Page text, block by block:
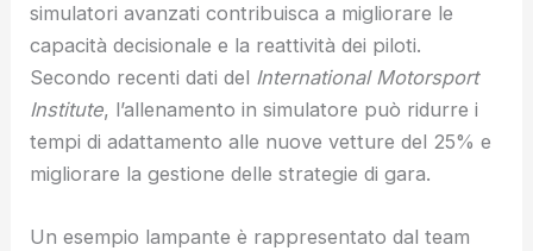
simulatori avanzati contribuisca a migliorare le
capacità decisionale e la reattività dei piloti.
Secondo recenti dati del International Motorsport
Institute, l’allenamento in simulatore può ridurre i
tempi di adattamento alle nuove vetture del 25% e
migliorare la gestione delle strategie di gara.
Un esempio lampante è rappresentato dal team